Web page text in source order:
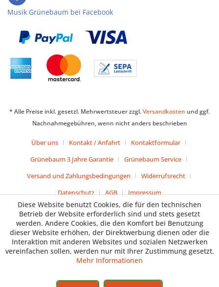
Musik Grünebaum bei Facebook
* Alle Preise inkl. gesetzl. Mehrwertsteuer zzgl.Versandkosten und ggf.
Nachnahmegebühren, wenn nicht anders beschrieben
Über uns Kontakt / Anfahrt
Kontaktformular
Grünebaum 3 Jahre Garantie
Grünebaum Service
Versand und Zahlungsbedingungen
Widerrufsrecht
Datenschutz
AGB Impressum
Diese Website benutzt Cookies, die für den technischen
Betrieb der Website erforderlich sind und stets gesetzt
werden. Andere Cookies, die den Komfort bei Benutzung
dieser Website erhöhen, der Direktwerbung dienen oder die
Interaktion mit anderen Websites und sozialen Netzwerken
vereinfachen sollen, werden nur mit Ihrer Zustimmung gesetzt.
Mehr Informationen